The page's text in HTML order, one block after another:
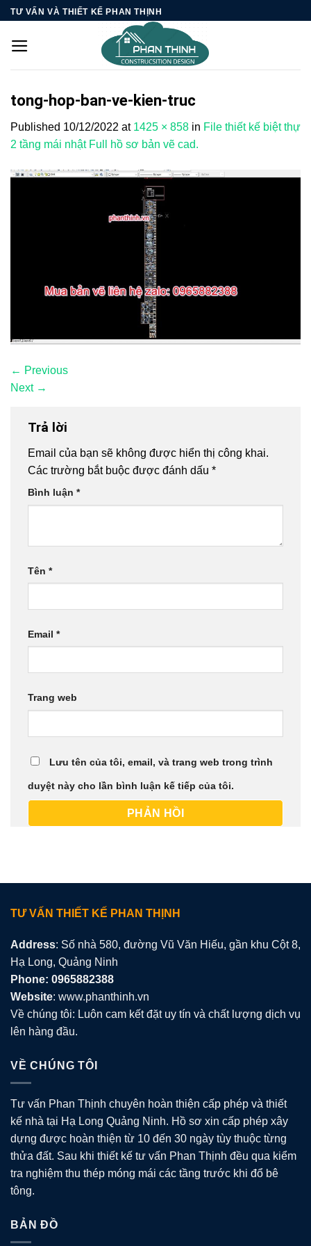
Skip
content
TƯ VẤN VÀ THIẾT KẾ PHAN THỊNH
tong-hop-ban-ve-kien-truc
Published 10/12/2022 at 1425 × 858 in File thiết kế biệt thự
2 tầng mái nhật Full hồ sơ bản vẽ cad.
← Previous
Next →
Trả lời
Email của bạn sẽ không được hiển thị công khai.
Các trường bắt buộc được đánh dấu *
Bình luận *
Tên *
Email *
Trang web
Lưu tên của tôi, email, và trang web trong trình
duyệt này cho lần bình luận kế tiếp của tôi.
TƯ VẤN THIẾT KẾ PHAN THỊNH
Address: Số nhà 580, đường Vũ Văn Hiếu, gần khu Cột 8,
Hạ Long, Quảng Ninh
Phone: 0965882388
Website: www.phanthinh.vn
Về chúng tôi: Luôn cam kết đặt uy tín và chất lượng dịch vụ
lên hàng đầu.
VỀ CHÚNG TÔI
Tư vấn Phan Thịnh chuyên hoàn thiện cấp phép và thiết
kế nhà tại Hạ Long Quảng Ninh. Hồ sơ xin cấp phép xây
dựng được hoàn thiện từ 10 đến 30 ngày tùy thuộc từng
thửa đất. Sau khi thiết kế tư vấn Phan Thịnh đều qua kiểm
tra nghiệm thu thép móng mái các tầng trước khi đổ bê
tông.
BẢN ĐỒ